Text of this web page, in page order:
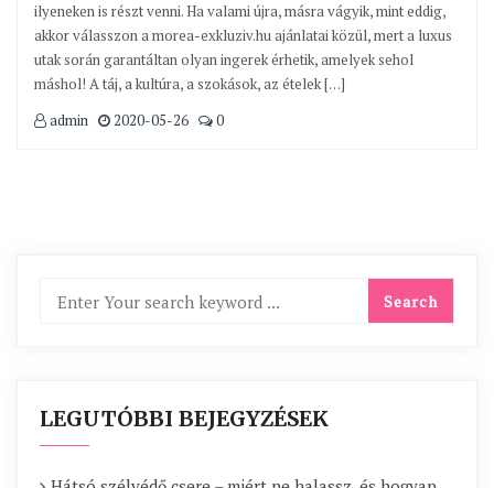
ilyeneken is részt venni. Ha valami újra, másra vágyik, mint eddig,
akkor válasszon a morea-exkluziv.hu ajánlatai közül, mert a luxus
utak során garantáltan olyan ingerek érhetik, amelyek sehol
máshol! A táj, a kultúra, a szokások, az ételek […]
admin
2020-05-26 0
LEGUTÓBBI BEJEGYZÉSEK